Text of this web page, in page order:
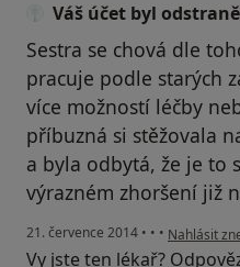
Váš účet byl
Sestra se chová dle
pracuje podle starých
více možností léčby
příbuzná si stěžovala
a byla odbytá, že je to
výrazném zhoršení již
21. července 2014 • • • podle
Nahlásit
Vy jste ten lékař?